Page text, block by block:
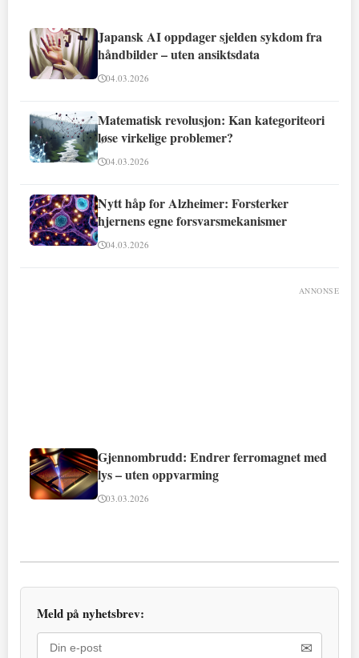
Japansk AI oppdager sjelden sykdom fra
håndbilder – uten ansiktsdata
04.03.2026
Matematisk revolusjon: Kan kategoriteori
løse virkelige problemer?
04.03.2026
Nytt håp for Alzheimer: Forsterker
hjernens egne forsvarsmekanismer
04.03.2026
ANNONSE
Gjennombrudd: Endrer ferromagnet med
lys – uten oppvarming
03.03.2026
Meld på nyhetsbrev:
✉